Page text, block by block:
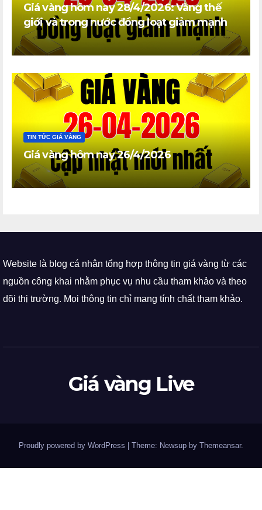
Giá vàng hôm nay 28/4/2026: Vàng thế
giới và trong nước đồng loạt giảm mạnh
TIN TỨC GIÁ VÀNG
Giá vàng hôm nay 26/4/2026
Website là blog cá nhân tổng hợp thông tin giá vàng từ các
nguồn công khai nhằm phục vụ nhu cầu tham khảo và theo
dõi thị trường. Mọi thông tin chỉ mang tính chất tham khảo.
Giá vàng Live
Proudly powered by WordPress | Theme: Newsup by Themeansar.